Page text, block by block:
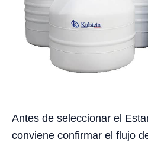
Antes de seleccionar el
conviene confirmar el flujo